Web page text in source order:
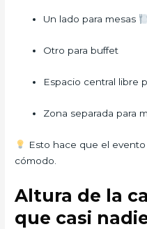
Un lado para mesas
Otro para buffet
Espacio central libre
Zona separada para
Esto hace que el
cómodo.
Altura de la
que casi